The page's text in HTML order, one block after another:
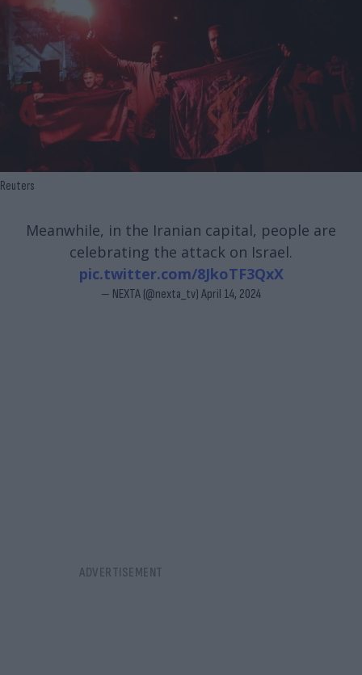
Reuters
Meanwhile, in the Iranian capital, people are
celebrating the attack on Israel.
pic.twitter.com/8JkoTF3QxX
— NEXTA (@nexta_tv) April 14, 2024